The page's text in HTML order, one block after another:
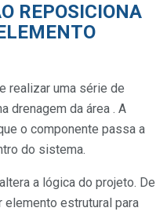
REPOSICIONA
realizar uma série de
drenagem da área . A
o componente passa a
do sistema.
a lógica do projeto. De
elemento estrutural para